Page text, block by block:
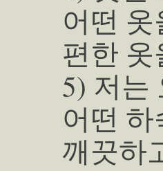
어떤
편한
5) 저는
어떤
깨끗하